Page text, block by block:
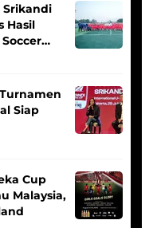
Srikandi
Hasil
Siap
Cup
Malaysia,